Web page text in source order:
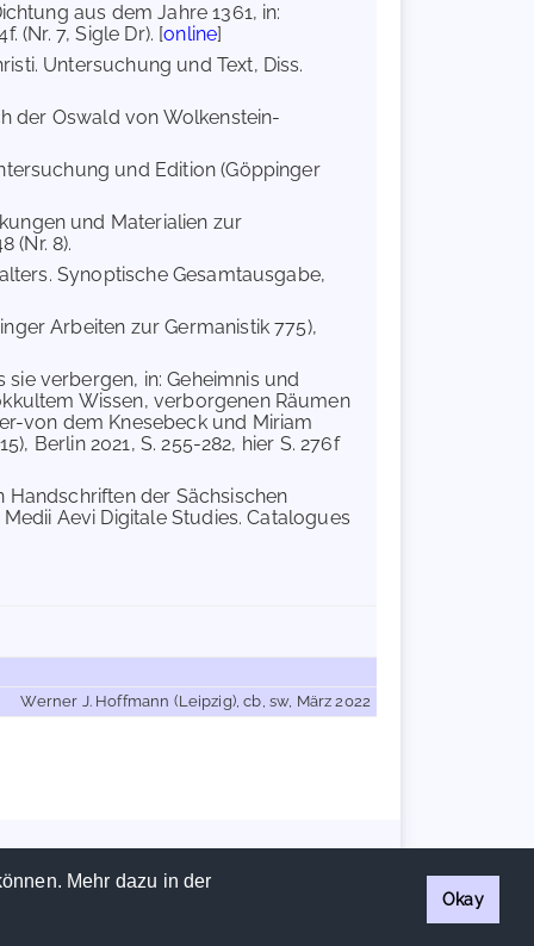
Mehr dazu in der
Okay
aus dem Jahre 1361, in:
(Nr. 7, Sigle Dr). [online]
Untersuchung und Text, Diss.
der Oswald von Wolkenstein-
und Edition (Göppinger
und Materialien zur
(Nr. 8).
Synoptische Gesamtausgabe,
Arbeiten zur Germanistik 775),
verbergen, in: Geheimnis und
Wissen, verborgenen Räumen
von dem Knesebeck und Miriam
Berlin 2021, S. 255-282, hier S. 276f
der Sächsischen
Aevi Digitale Studies. Catalogues
Werner J. Hoffmann (Leipzig), cb, sw, März 2022